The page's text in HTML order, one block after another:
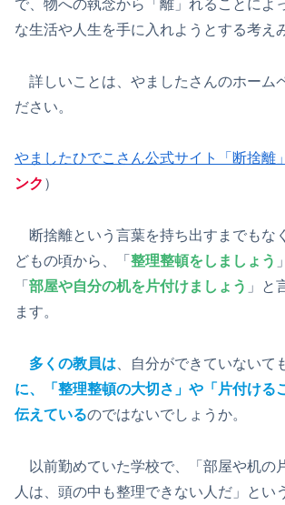
で、物への執念から「離」れることによ
な生活や人生を手に入れようとする考え
詳しいことは、やましたさんのホーム
ださい。
やましたひでこさん公式サイト「断捨離
ンク ）
断捨離という言葉を持ち出すまでもな
どもの頃から、「 整理整頓をしましょう
「 部屋や自分の机を片付けましょう 」と
ます。
多くの教員は 、自分ができていないて
に、「整理整頓の大切さ」や「片付ける
伝えているのではないでしょうか。
以前勤めていた学校で、「部屋や机の
人は、頭の中も整理できない人だ」とい